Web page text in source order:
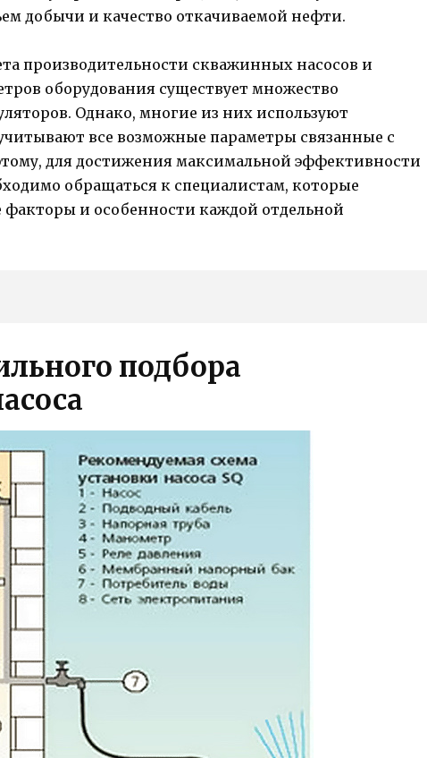
добычи и качество откачиваемой нефти.
производительности скважинных насосов и
оборудования существует множество
Однако, многие из них используют
все возможные параметры связанные с
для достижения максимальной эффективности
обращаться к специалистам, которые
и особенности каждой отдельной
подбора